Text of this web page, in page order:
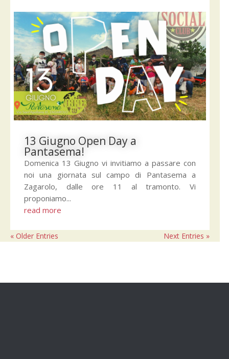
13 Giugno Open Day a
Pantasema!
Domenica 13 Giugno vi invitiamo a passare con
noi una giornata sul campo di Pantasema a
Zagarolo, dalle ore 11 al tramonto. Vi
proponiamo...
read more
« Older Entries Next Entries »